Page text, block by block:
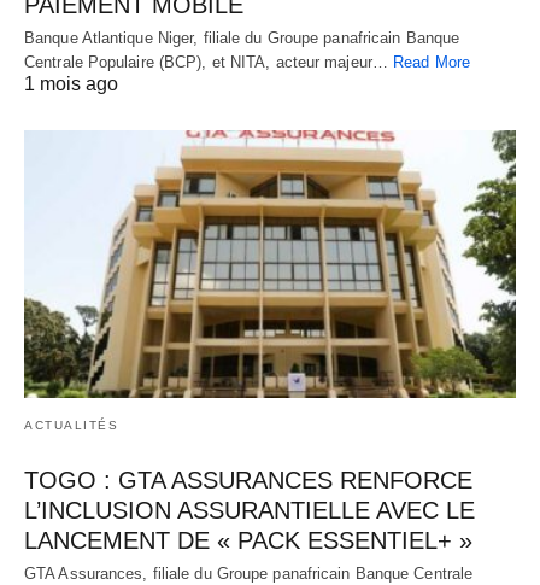
Banque Atlantique Niger, filiale du Groupe panafricain Banque
Centrale Populaire (BCP), et NITA, acteur majeur…
Read More
1 mois ago
ACTUALITÉS
TOGO : GTA ASSURANCES RENFORCE
L’INCLUSION ASSURANTIELLE AVEC LE
LANCEMENT DE « PACK ESSENTIEL+ »
GTA Assurances, filiale du Groupe panafricain Banque Centrale